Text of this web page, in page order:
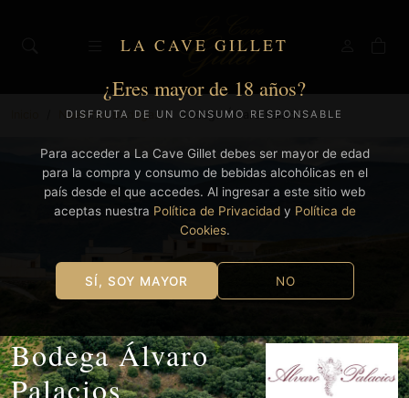
LA CAVE GILLET
¿Eres mayor de 18 años?
DISFRUTA DE UN CONSUMO RESPONSABLE
Para acceder a La Cave Gillet debes ser mayor de edad
para la compra y consumo de bebidas alcohólicas en el
país desde el que accedes. Al ingresar a este sitio web
aceptas nuestra Política de Privacidady Política de
Cookies.
SÍ, SOY MAYOR NO
Nuestras Bodegas Bodega Álvaro Palacios
Bodega Álvaro
Palacios